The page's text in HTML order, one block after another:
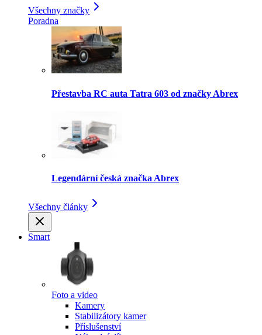
Všechny značky
Poradna
Přestavba RC auta Tatra 603 od značky Abrex
Legendární česká značka Abrex
Všechny články
Smart
Foto a video
Kamery
Stabilizátory kamer
Příslušenství